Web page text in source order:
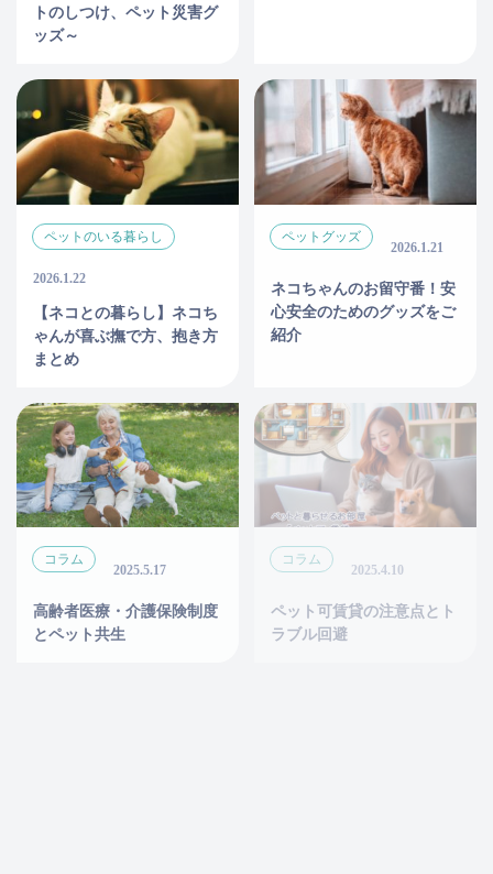
トのしつけ、ペット災害グ
ッズ～
ペットのいる暮らし
2026.1.22
【ネコとの暮らし】ネコち
ゃんが喜ぶ撫で方、抱き方
まとめ
ペットグッズ
2026.1.21
ネコちゃんのお留守番！安
心安全のためのグッズをご
紹介
コラム
2025.5.17
高齢者医療・介護保険制度
とペット共生
コラム
2025.4.10
ペット可賃貸の注意点とト
ラブル回避